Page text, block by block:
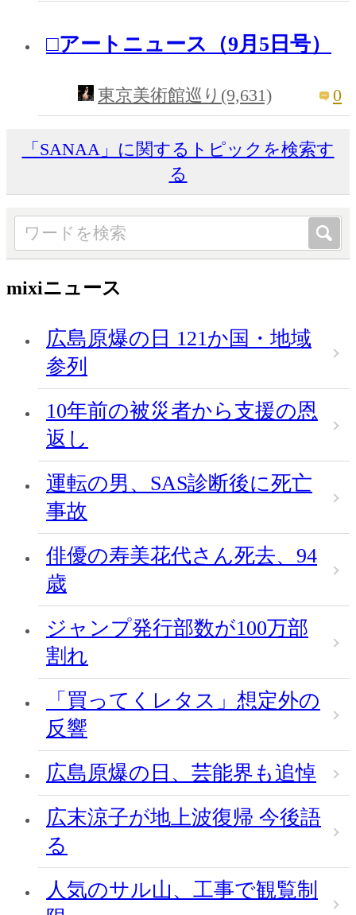
□アートニュース（9月5日号）
東京美術館巡り(9,631) 0
「SANAA」に関するトピックを検索す
る
mixiニュース
広島原爆の日 121か国・地域
参列
10年前の被災者から支援の恩
返し
運転の男、SAS診断後に死亡
事故
俳優の寿美花代さん死去、94
歳
ジャンプ発行部数が100万部
割れ
「買ってくレタス」想定外の
反響
広島原爆の日、芸能界も追悼
広末涼子が地上波復帰 今後語
る
人気のサル山、工事で観覧制